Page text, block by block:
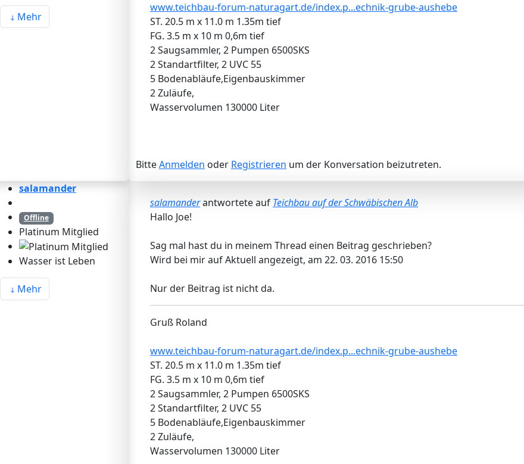
Mehr
www.teichbau-forum-naturagart.de/index.p...echnik-grube-aushebe
ST. 20.5 m x 11.0 m 1.35m tief
FG. 3.5 m x 10 m 0,6m tief
2 Saugsammler, 2 Pumpen 6500SKS
2 Standartfilter, 2 UVC 55
5 Bodenabläufe,Eigenbauskimmer
2 Zuläufe,
Wasservolumen 130000 Liter
BitteAnmelden oder Registrieren um der Konversation beizutreten.
salamander
Offline
Platinum Mitglied
Wasser ist Leben
Mehr
salamanderantwortete auf Teichbau auf der Schwäbischen Alb
Hallo Joe!
Sag mal hast du in meinem Thread einen Beitrag geschrieben?
Wird bei mir auf Aktuell angezeigt, am 22. 03. 2016 15:50
Nur der Beitrag ist nicht da.
Gruß Roland
www.teichbau-forum-naturagart.de/index.p...echnik-grube-aushebe
ST. 20.5 m x 11.0 m 1.35m tief
FG. 3.5 m x 10 m 0,6m tief
2 Saugsammler, 2 Pumpen 6500SKS
2 Standartfilter, 2 UVC 55
5 Bodenabläufe,Eigenbauskimmer
2 Zuläufe,
Wasservolumen 130000 Liter